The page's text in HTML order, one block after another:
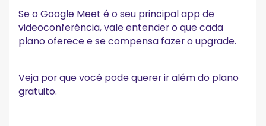
Se o Google Meet é o seu principal app de
videoconferência, vale entender o que cada
plano oferece e se compensa fazer o upgrade.
Veja por que você pode querer ir além do plano
gratuito.